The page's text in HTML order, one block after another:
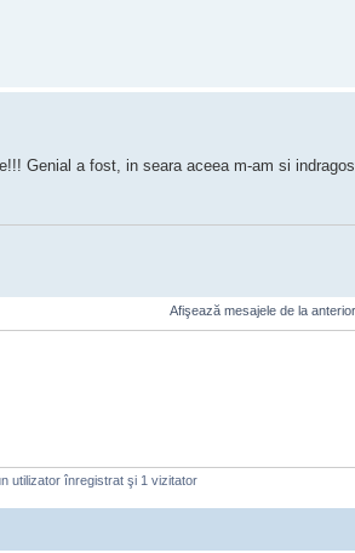
Genial a fost, in seara aceea m-am si
Afişează mesajele de la
utilizator înregistrat şi 1 vizitator